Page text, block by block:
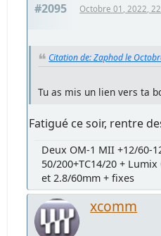
#2095 Octobre 01, 2022,
Citation de: Zaphod le
Tu as mis un lien vers ta
Fatigué ce soir, rentre
Deux OM-1 MII +12/60-
50/200+TC14/20 +
et 2.8/60mm + fixes
xcomm